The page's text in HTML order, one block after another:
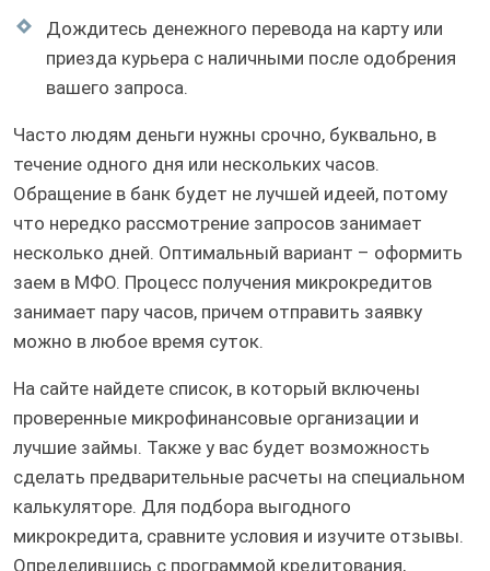
Дождитесь денежного перевода на карту или
приезда курьера с наличными после одобрения
вашего запроса.
Часто людям деньги нужны срочно, буквально, в
течение одного дня или нескольких часов.
Обращение в банк будет не лучшей идеей, потому
что нередко рассмотрение запросов занимает
несколько дней. Оптимальный вариант – оформить
заем в МФО. Процесс получения микрокредитов
занимает пару часов, причем отправить заявку
можно в любое время суток.
На сайте найдете список, в который включены
проверенные микрофинансовые организации и
лучшие займы. Также у вас будет возможность
сделать предварительные расчеты на специальном
калькуляторе. Для подбора выгодного
микрокредита, сравните условия и изучите отзывы.
Определившись с программой кредитования,